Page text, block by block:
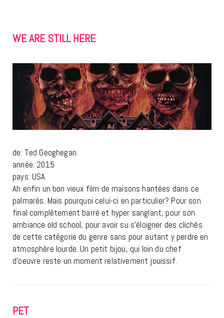
WEARE STILL HERE
de: Ted Geoghegan
année: 2015
pays: USA
Ah enfin un bon vieux film de maisons hantées dans ce
palmarès. Mais pourquoi celui-ci en particulier? Pour son
final complètement barré et hyper sanglant, pour son
ambiance old school, pour avoir su s’éloigner des clichés
de cette catégorie du genre sans pour autant y perdre en
atmosphère lourde. Un petit bijou, qui loin du chef
d’oeuvre reste un moment relativement jouissif.
PET